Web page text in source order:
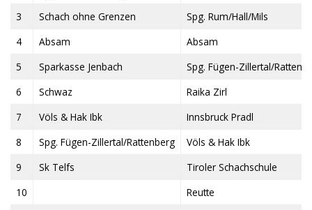
3
Schach ohne Grenzen
Spg. Rum/Hall/Mils
4
Absam
Absam
5
Sparkasse Jenbach
Spg. Fügen-Zillertal/
6
Schwaz
Raika Zirl
7
Völs & Hak Ibk
Innsbruck Pradl
8
Spg. Fügen-Zillertal/Rattenberg
Völs & Hak Ibk
9
Sk Telfs
Tiroler Schachschule
10
Reutte